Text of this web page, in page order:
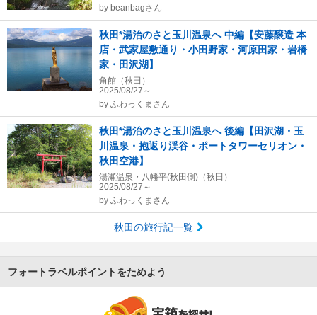
by beanbagさん
秋田*湯治のさと玉川温泉へ 中編【安藤醸造 本
店・武家屋敷通り・小田野家・河原田家・岩橋
家・田沢湖】
角館（秋田）
2025/08/27～
by ふわっくまさん
秋田*湯治のさと玉川温泉へ 後編【田沢湖・玉
川温泉・抱返り渓谷・ポートタワーセリオン・
秋田空港】
湯瀬温泉・八幡平(秋田側)（秋田）
2025/08/27～
by ふわっくまさん
秋田の旅行記一覧
フォートラベルポイントをためよう